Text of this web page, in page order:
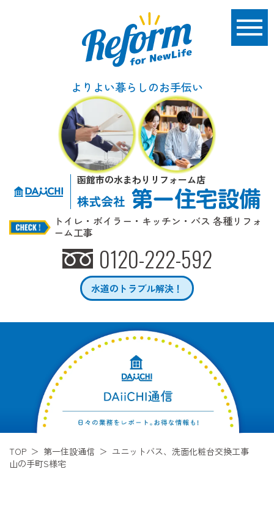
よりよい暮らしのお手伝い
函館市の水まわりリフォーム店
トイレ・ボイラー・キッチン・バス 各種リフォ
ーム工事
0120-222-592
水道のトラブル解決！
TOP 第一住設通信
ユニットバス、洗面化粧台交換工事
山の手町S様宅